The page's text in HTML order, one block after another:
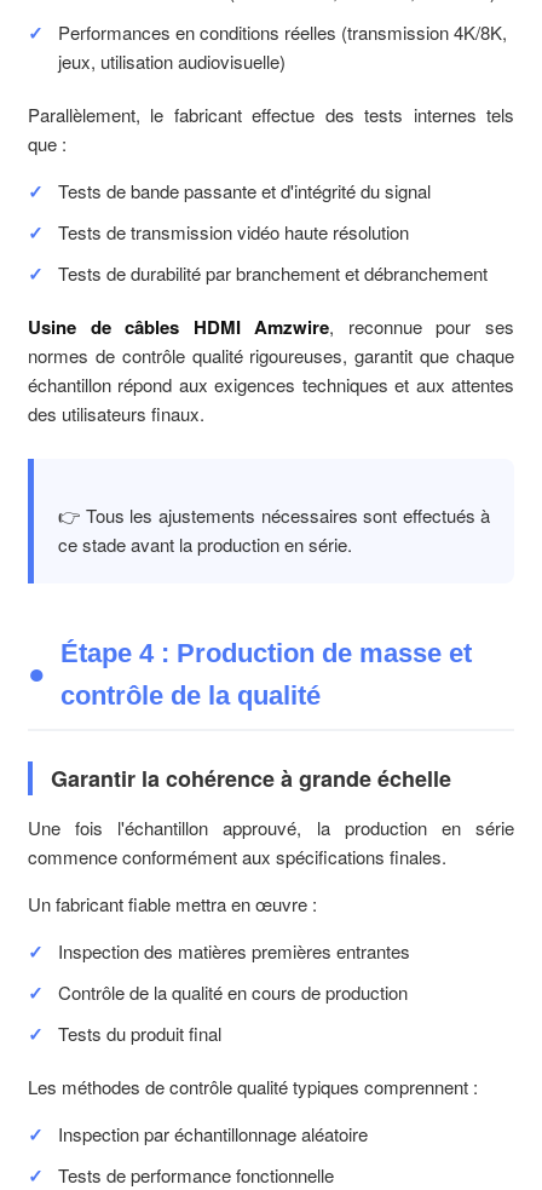
Performances en conditions réelles (transmission 4K/8K,
jeux, utilisation audiovisuelle)
Parallèlement, le fabricant effectue des tests internes tels
que :
Tests de bande passante et d'intégrité du signal
Tests de transmission vidéo haute résolution
Tests de durabilité par branchement et débranchement
Usine de câbles HDMI Amzwire, reconnue pour ses
normes de contrôle qualité rigoureuses, garantit que chaque
échantillon répond aux exigences techniques et aux attentes
des utilisateurs finaux.
👉 Tous les ajustements nécessaires sont effectués à
ce stade avant la production en série.
Étape 4 : Production de masse et
contrôle de la qualité
Garantir la cohérence à grande échelle
Une fois l'échantillon approuvé, la production en série
commence conformément aux spécifications finales.
Un fabricant fiable mettra en œuvre :
Inspection des matières premières entrantes
Contrôle de la qualité en cours de production
Tests du produit final
Les méthodes de contrôle qualité typiques comprennent :
Inspection par échantillonnage aléatoire
Tests de performance fonctionnelle